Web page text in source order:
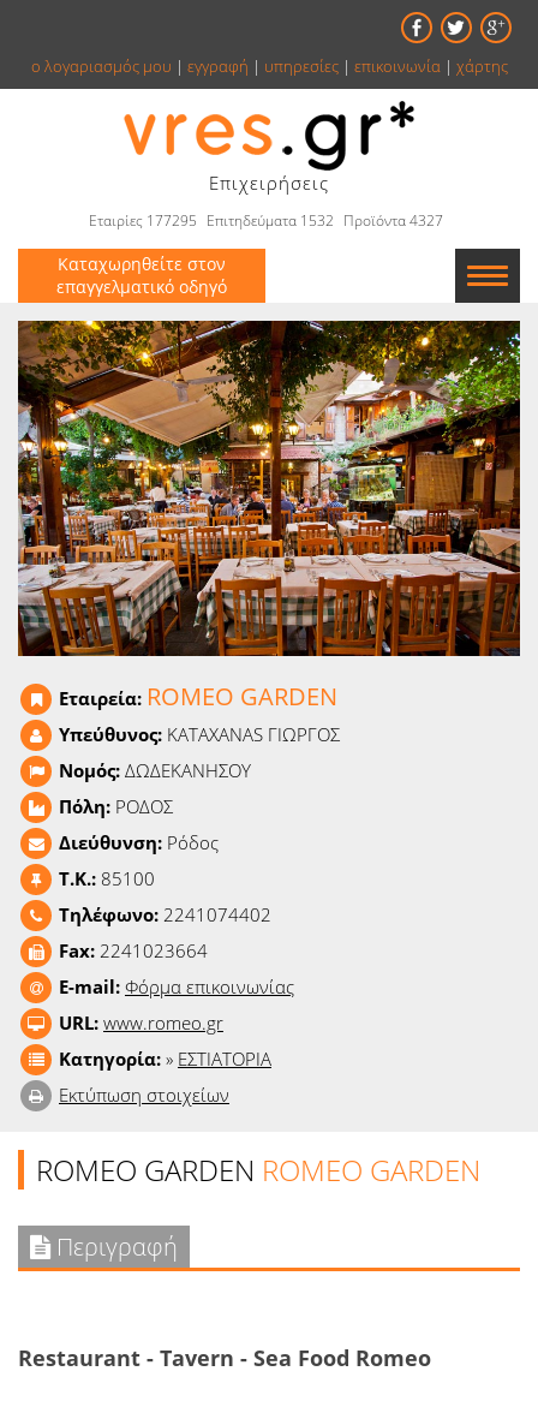
ο λογαριασμός μου | εγγραφή | υπηρεσίες| επικοινωνία| χάρτης
Επιχειρήσεις
Εταιρίες 177295 Επιτηδεύματα 1532 Προϊόντα 4327
Καταχωρηθείτε στον
επαγγελματικό οδηγό
Εταιρείες
Κατάλογος
Αγγελίες
Βιβλία
Ειδήσεις
Παιχνίδια
Ταινίες
Εταιρεία: ROMEO GARDEN
Υπεύθυνος: KATAXANAS ΓΙΩΡΓΟΣ
Νομός: ΔΩΔΕΚΑΝΗΣΟΥ
Πόλη: ΡΟΔΟΣ
Διεύθυνση: Ρόδος
T.K.: 85100
Τηλέφωνο: 2241074402
Fax: 2241023664
E-mail: Φόρμα επικοινωνίας
URL: www.romeo.gr
Κατηγορία: » ΕΣΤΙΑΤΟΡΙΑ
Εκτύπωση στοιχείων
ROMEO GARDEN ROMEO GARDEN
Περιγραφή
Restaurant - Tavern - Sea Food Romeo